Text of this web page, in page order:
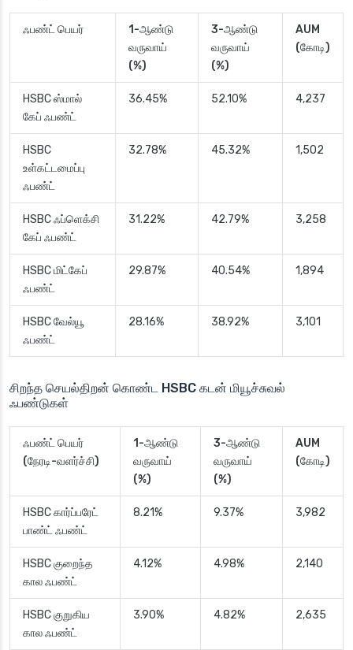
ஃபண்ட் பெயர்
1-ஆண்டு
வருவாய்
(%)
3-ஆண்டு
வருவாய்
(%)
AUM
(கோடி)
HSBC ஸ்மால்
கேப் ஃபண்ட்
36.45% 52.10% 4,237
HSBC
உள்கட்டமைப்பு
ஃபண்ட்
32.78% 45.32% 1,502
HSBC ஃப்ளெக்சி
கேப் ஃபண்ட்
31.22% 42.79% 3,258
HSBC மிட்கேப்
ஃபண்ட்
29.87% 40.54% 1,894
HSBC வேல்யூ
ஃபண்ட்
28.16% 38.92% 3,101
சிறந்த செயல்திறன் கொண்ட HSBC கடன் மியூச்சுவல்
ஃபண்டுகள்
ஃபண்ட் பெயர்
(நேரடி-வளர்ச்சி)
1-ஆண்டு
வருவாய்
(%)
3-ஆண்டு
வருவாய்
(%)
AUM
(கோடி)
HSBC கார்ப்பரேட்
பாண்ட் ஃபண்ட்
8.21% 9.37% 3,982
HSBC குறைந்த
கால ஃபண்ட்
4.12% 4.98% 2,140
HSBC குறுகிய
கால ஃபண்ட்
3.90% 4.82% 2,635